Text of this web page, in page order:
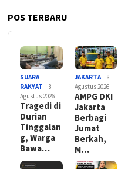
POS TERBARU
SUARA
RAKYAT
8
Agustus 2026
Tragedi di
Durian
Tinggalan
g, Warga
Bawa…
JAKARTA
8
Agustus 2026
AMPG DKI
Jakarta
Berbagi
Jumat
Berkah,
M…